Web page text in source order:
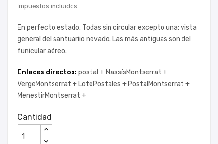
Impuestos incluidos
En perfecto estado. Todas sin circular excepto una: vista
general del santuariio nevado. Las más antiguas son del
funicular aéreo.
Enlaces directos: postal + MassísMontserrat +
VergeMontserrat + LotePostales + PostalMontserrat +
MenestirMontserrat +
Cantidad